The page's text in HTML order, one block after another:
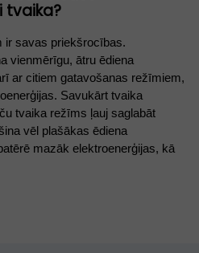
tvaika?
ir savas priekšrocības.
vienmērīgu, ātru ēdiena
ar citiem gatavošanas režīmiem,
Savukārt tvaika
tvaika režīms ļauj saglabāt
vēl plašākas ēdiena
mazāk elektroenerģijas, kā